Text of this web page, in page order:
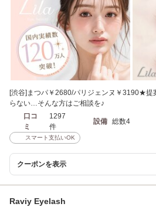
[渋谷]まつパ￥2680/パリジェンヌ￥3190★提
らない…そんな方はご相談を♪
口コ
ミ
1297
件
設備 総数4
スマート支払いOK
クーポンを表示
Raviy Eyelash